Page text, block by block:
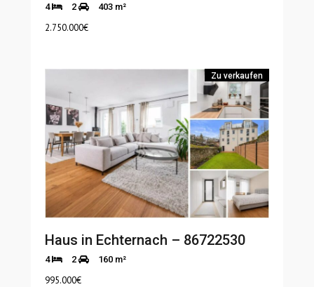
4 2 403 m²
2.750.000€
Zu verkaufen
Haus in Echternach – 86722530
4 2 160 m²
995.000€